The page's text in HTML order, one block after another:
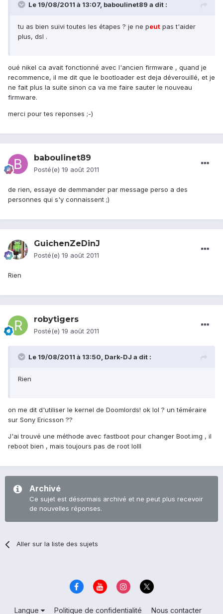
Le 19/08/2011 à 13:07, baboulinet89 a dit :
tu as bien suivi toutes les étapes ? je ne peut pas t'aider
plus, dsl .
oué nikel ca avait fonctionné avec l'ancien firmware , quand je
recommence, il me dit que le bootloader est deja déverouillé, et je
ne fait plus la suite sinon ca va me faire sauter le nouveau
firmware.
merci pour tes reponses ;-)
baboulinet89
Posté(e) 19 août 2011
de rien, essaye de demmander par message perso a des
personnes qui s'y connaissent ;)
GuichenZeDinJ
Posté(e) 19 août 2011
Rien
robytigers
Posté(e) 19 août 2011
Le 19/08/2011 à 13:50, Dark-DJ a dit :
Rien
on me dit d'utiliser le kernel de Doomlords! ok lol ? un téméraire
sur Sony Ericsson ??
J'ai trouvé une méthode avec fastboot pour changer Boot.img , il
reboot bien , mais toujours pas de root lolll
Archivé
Ce sujet est désormais archivé et ne peut plus recevoir
de nouvelles réponses.
Aller sur la liste des sujets
Langue Politique de confidentialité Nous contacter